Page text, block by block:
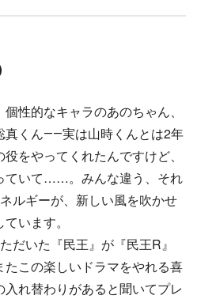
性的なキャラのあのちゃん、
真くん――実は山時くんとは2年
をやってくれたんですけど、
ていて……。みんな違う、それ
ルギーが、新しい風を吹かせ
います。
だいた『民王』が『民王R』
この楽しいドラマをやれる喜
れ替わりがあると聞いてプレ